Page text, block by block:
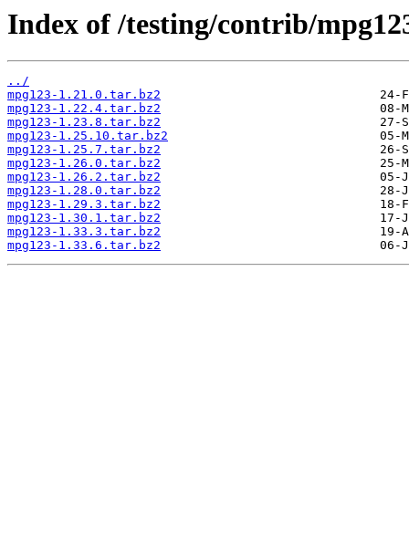
Index of /testing/contrib/
../
mpg123-1.21.0.tar.bz2
mpg123-1.22.4.tar.bz2
mpg123-1.23.8.tar.bz2
mpg123-1.25.10.tar.bz2
mpg123-1.25.7.tar.bz2
mpg123-1.26.0.tar.bz2
mpg123-1.26.2.tar.bz2
mpg123-1.28.0.tar.bz2
mpg123-1.29.3.tar.bz2
mpg123-1.30.1.tar.bz2
mpg123-1.33.3.tar.bz2
mpg123-1.33.6.tar.bz2